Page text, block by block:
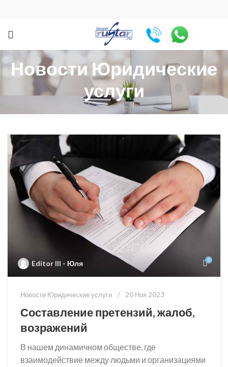
Новости Юридические
услуги
Editor III - Юля 0
Новости Юридические услуги 20 Ноя 2023
Составление претензий, жалоб,
возражений
В нашем динамичном обществе, где
взаимодействие между людьми и организациями